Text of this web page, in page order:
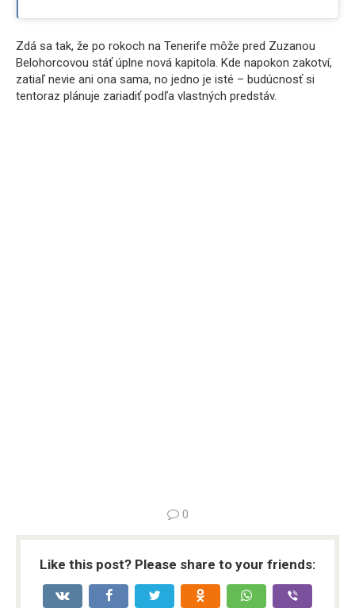
Zdá sa tak, že po rokoch na Tenerife môže pred Zuzanou
Belohorcovou stáť úplne nová kapitola. Kde napokon zakotví,
zatiaľ nevie ani ona sama, no jedno je isté – budúcnosť si
tentoraz plánuje zariadiť podľa vlastných predstáv.
0
Like this post? Please share to your friends: